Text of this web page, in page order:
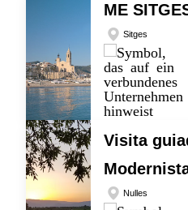
ME
Sitges
Visita
Nulles